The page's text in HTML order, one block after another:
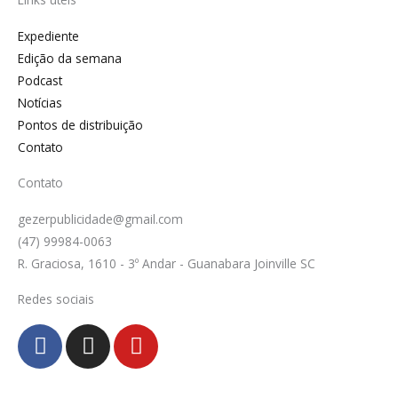
Expediente
Edição da semana
Podcast
Notícias
Pontos de distribuição
Contato
Contato
gezerpublicidade@gmail.com
(47) 99984-0063
R. Graciosa, 1610 - 3º Andar - Guanabara Joinville SC
Redes sociais
F
a
c
I
n
s
Y
o
u